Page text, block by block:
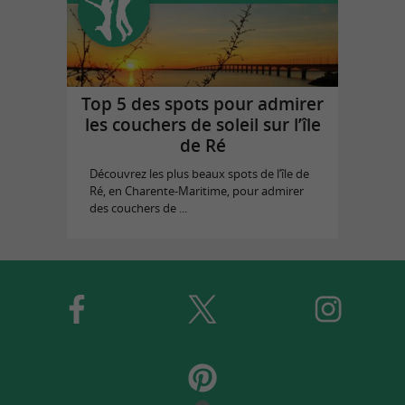
Top 5 des spots pour admirer
les couchers de soleil sur l’île
de Ré
Découvrez les plus beaux spots de l’île de
Ré, en Charente-Maritime, pour admirer
des couchers de ...